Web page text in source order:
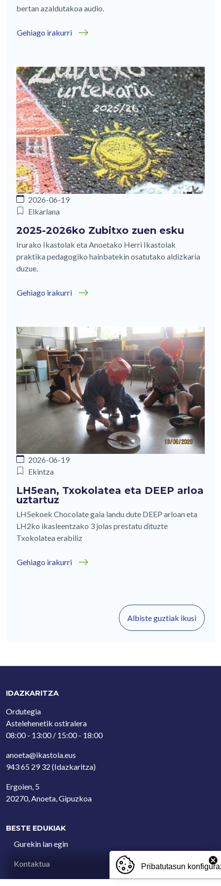
bertan azaldutakoa audio.
Gehiago irakurri
2026-06-19
Elkarlana
2025-2026ko Zubitxo zuen esku
Irurako Ikastolak eta Anoetako Herri Ikastolak
praktika pedagogiko hainbatekin osatutako aldizkaria
duzue.
Gehiago irakurri
2026-06-19
Ekintza
LH5ean, Txokolatea eta DEEP arloa
uztartuz
LH5ekoek Chocolate gaia landu dute DEEP arloan eta
LH2ko ikasleentzako 3 jolas prestatu dituzte
Txokolatea erabiliz
Gehiago irakurri
Albiste guztiak ikusi
IDAZKARITZA
Ordutegia
Astelehenetik ostiralera
08:00 - 13:00 / 15:00 - 18:00
anoeta@ikastola.eus
943 65 29 32 (Idazkaritza)
Ergoien, 5
20270, Anoeta, Gipuzkoa
BESTE EDUKIAK
Gurekin lan egin
Kontaktua Pribatutasun